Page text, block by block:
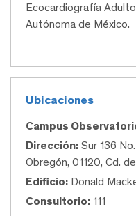
Ecocardiografía
Autónoma de México.
Ubicaciones
Campus
Dirección: Sur 136
Obregón, 01120, Cd.
Edificio: Donald
Consultorio: 111